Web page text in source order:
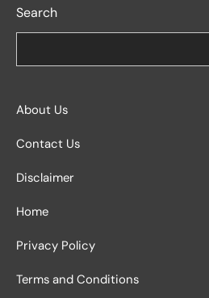
Search
About Us
Contact Us
Disclaimer
Home
Privacy Policy
Terms and Conditions